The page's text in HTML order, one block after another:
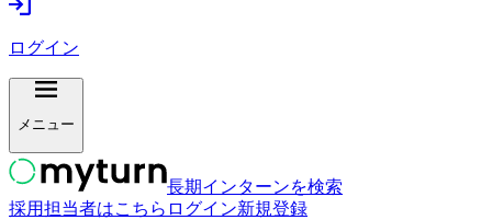
ログイン
メニュー
長期インターンを検索
採用担当者はこちら ログイン新規登録